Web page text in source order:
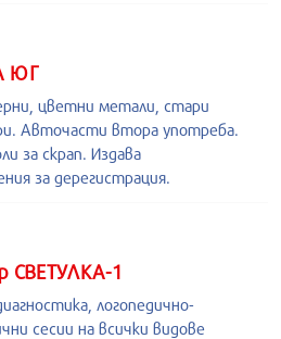
ЮГ
цветни метали, стари
Авточасти втора употреба.
за скрап. Издава
за дерегистрация.
СВЕТУЛКА-1
логопедично-
сесии на всички видове